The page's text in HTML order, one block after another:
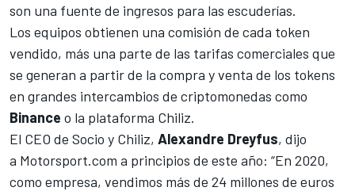
son una fuente de ingresos para las escuderías.
Los equipos obtienen una comisión de cada token
vendido, más una parte de las tarifas comerciales que
se generan a partir de la compra y venta de los tokens
en grandes intercambios de criptomonedas como
Binance o la plataforma Chiliz.
El CEO de Socio y Chiliz, Alexandre Dreyfus, dijo
a Motorsport.com a principios de este año: “En 2020,
como empresa, vendimos más de 24 millones de euros